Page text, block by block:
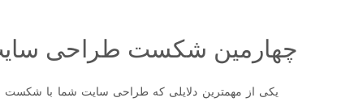
چهارمین شکست طراحی سایت:
یکی از مهمترین دلایلی که طراحی سایت شما با شکست